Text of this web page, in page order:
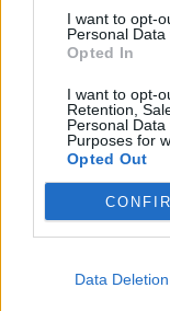
I want to opt-
Personal Data
Opted In
I want to opt-
Retention,
Personal
Purposes for
Opted Out
Data Deletion
KAPCSOLÓDÓ